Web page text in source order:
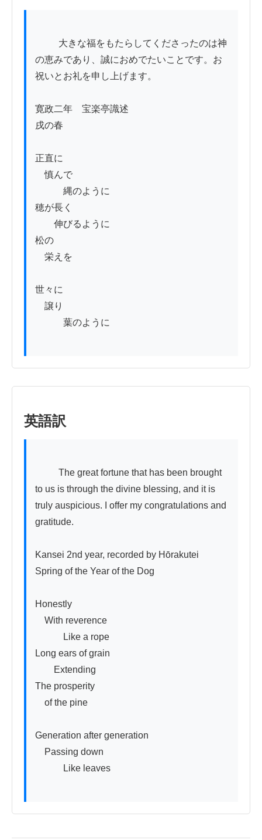
の恵みであり、誠におめでたいことです。お
祝いとお礼を申し上げます。
寛政二年　宝楽亭識述
戌の春
正直に
慎んで
縄のように
穂が長く
伸びるように
松の
栄えを
世々に
譲り
葉のように
英語訳
to us is through the divine blessing, and it is
truly auspicious. I offer my congratulations and
gratitude.
Kansei 2nd year, recorded by Hōrakutei
Spring of the Year of the Dog
Honestly
With reverence
Like a rope
Long ears of grain
Extending
The prosperity
of the pine
Generation after generation
Passing down
Like leaves